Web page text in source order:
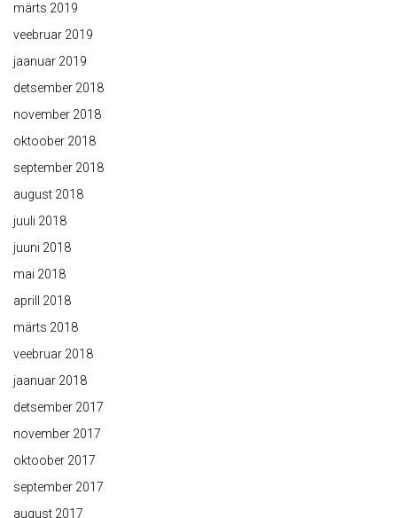
märts 2019
veebruar 2019
jaanuar 2019
detsember 2018
november 2018
oktoober 2018
september 2018
august 2018
juuli 2018
juuni 2018
mai 2018
aprill 2018
märts 2018
veebruar 2018
jaanuar 2018
detsember 2017
november 2017
oktoober 2017
september 2017
august 2017